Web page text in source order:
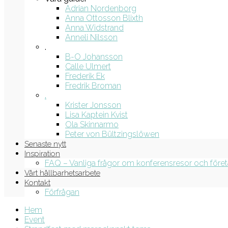
Adrian Nordenborg
Anna Ottosson Blixth
Anna Widstrand
Anneli Nilsson
.
B-O Johansson
Calle Ulmert
Frederik Ek
Fredrik Broman
.
Krister Jonsson
Lisa Kaptein Kvist
Ola Skinnarmo
Peter von Bültzingslöwen
Senaste nytt
Inspiration
FAQ – Vanliga frågor om konferensresor och
Vårt hållbarhetsarbete
Kontakt
Förfrågan
Hem
Event